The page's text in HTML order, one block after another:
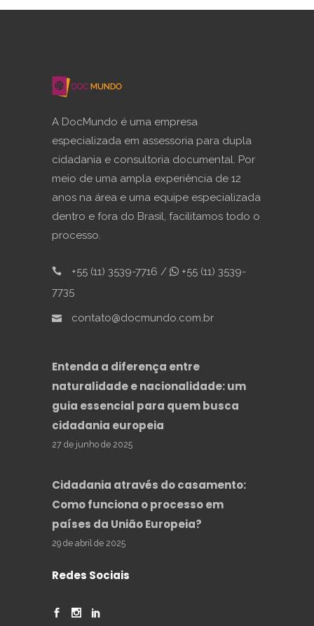
A DocMundo é uma empresa
especializada em assessoria para dupla
cidadania e consultoria documental. Por
meio de uma ampla experiência de 12
anos na área e uma equipe especializada
dentro e fora do Brasil, facilitamos todo o
processo.
+55 (11) 3539-7716 /
+55 (11) 3539-
7735
contato@docmundo.com.br
Entenda a diferença entre
naturalidade e nacionalidade: um
guia essencial para quem busca
cidadania europeia
27 de junho de 2025
Cidadania através do casamento:
Como funciona o processo em
países da União Europeia?
29 de abril de 2025
Redes Sociais